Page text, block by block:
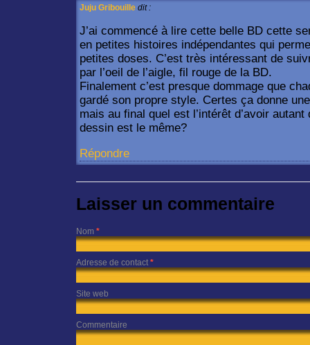
Juju Gribouille dit :
J’ai commencé à lire cette belle BD cette
en petites histoires indépendantes qui
petites doses. C’est très intéressant de
par l’oeil de l’aigle, fil rouge de la BD.
Finalement c’est presque dommage que
gardé son propre style. Certes ça donne
mais au final quel est l’intérêt d’avoir
dessin est le même?
Répondre
Laisser un commentaire
Nom *
Adresse de contact *
Site web
Commentaire